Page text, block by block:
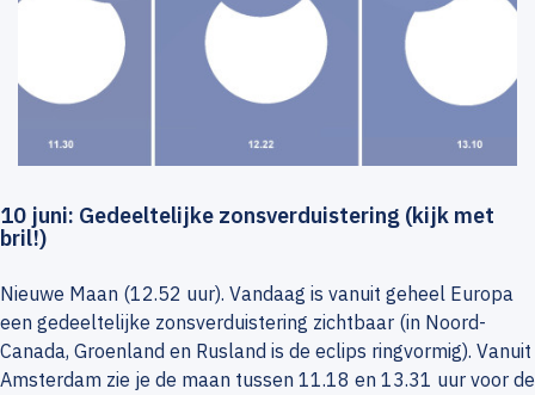
10 juni: Gedeeltelijke zonsverduistering (kijk met
bril!)
Nieuwe Maan (12.52 uur). Vandaag is vanuit geheel Europa
een gedeeltelijke zonsverduistering zichtbaar (in Noord-
Canada, Groenland en Rusland is de eclips ringvormig). Vanuit
Amsterdam zie je de maan tussen 11.18 en 13.31 uur voor de